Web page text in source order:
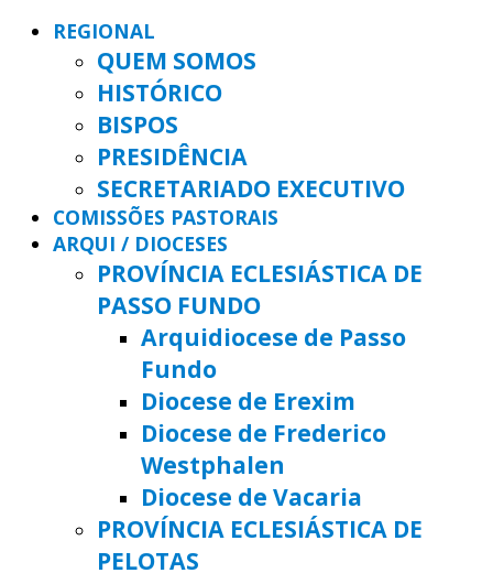
REGIONAL
QUEM SOMOS
HISTÓRICO
BISPOS
PRESIDÊNCIA
SECRETARIADO EXECUTIVO
COMISSÕES PASTORAIS
ARQUI / DIOCESES
PROVÍNCIA ECLESIÁSTICA DE
PASSO FUNDO
Arquidiocese de Passo
Fundo
Diocese de Erexim
Diocese de Frederico
Westphalen
Diocese de Vacaria
PROVÍNCIA ECLESIÁSTICA DE
PELOTAS